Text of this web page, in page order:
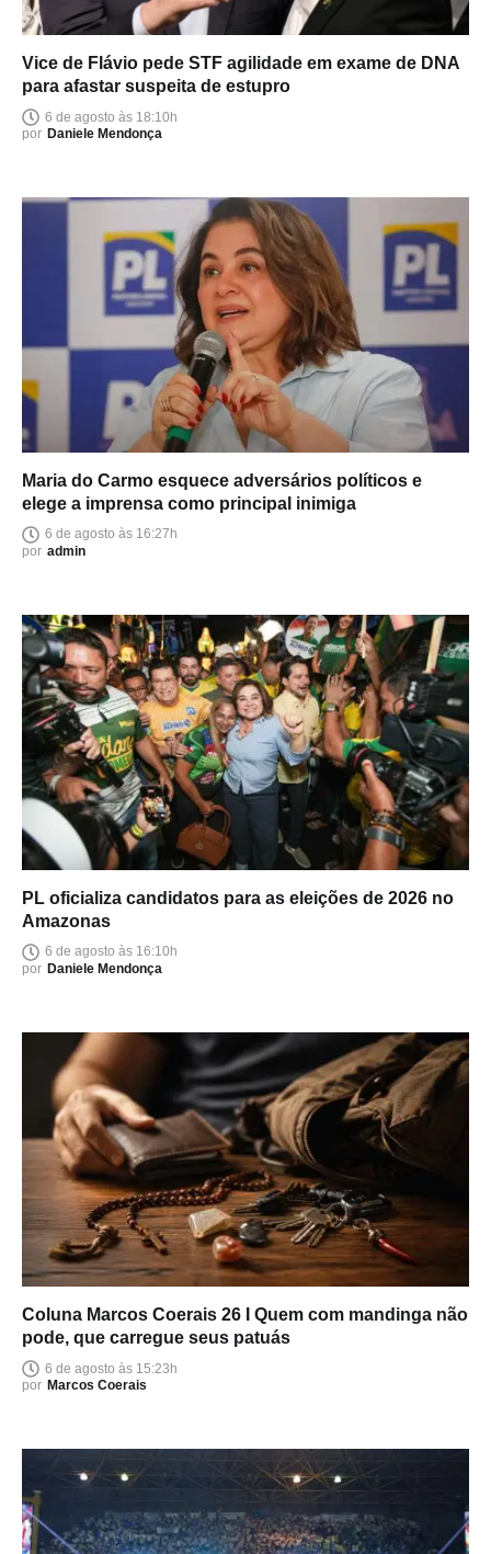
Vice de Flávio pede STF agilidade em exame de DNA
para afastar suspeita de estupro
6 de agosto às 18:10h
por Daniele Mendonça
Maria do Carmo esquece adversários políticos e
elege a imprensa como principal inimiga
6 de agosto às 16:27h
por admin
PL oficializa candidatos para as eleições de 2026 no
Amazonas
6 de agosto às 16:10h
por Daniele Mendonça
Coluna Marcos Coerais 26 I Quem com mandinga não
pode, que carregue seus patuás
6 de agosto às 15:23h
por Marcos Coerais